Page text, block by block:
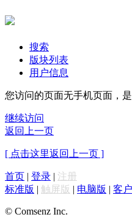
搜索
版块列表
用户信息
您访问的页面无手机页面，
继续访问
返回上一页
[ 点击这里返回上一页 ]
首页 | 登录 | 注册
标准版 | 触屏版 | 电脑版 | 客
© Comsenz Inc.